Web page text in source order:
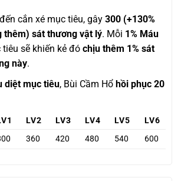
cắn xé mục tiêu, gây 300 (+130%
thêm) sát thương vật lý. Mỗi 1% Máu
sẽ khiến kẻ đó chịu thêm 1% sát
này.
diệt mục tiêu, Bùi Cầm Hổ hồi phục 20
LV2 LV3 LV4 LV5
LV6
360 420 480 540 600